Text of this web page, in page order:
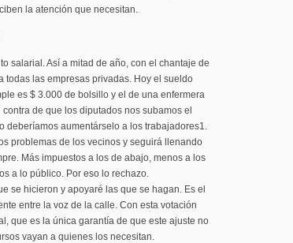
la atención que necesitan.
salarial. Así a mitad de año, con el chantaje de
todas las empresas privadas. Hoy el sueldo
es $ 3.000 de bolsillo y el de una enfermera
de que los diputados nos subamos el
deberíamos aumentárselo a los trabajadores1.
problemas de los vecinos y seguirá llenando
Más impuestos a los de abajo, menos a los
a lo público. Por eso lo rechazo.
se hicieron y apoyaré las que se hagan. Es el
entre la voz de la calle. Con esta votación
que es la única garantía de que este ajuste no
vayan a quienes los necesitan.